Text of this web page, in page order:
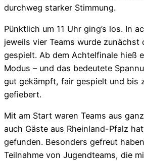
durchweg starker Stimmung.
Pünktlich um 11 Uhr ging’s los. In
jeweils vier Teams wurde zunächst
gespielt. Ab dem Achtelfinale hieß
Modus – und das bedeutete
gut gekämpft, fair gespielt und bis
gefiebert.
Mit am Start waren Teams aus
auch Gäste aus Rheinland-Pfalz
gefunden. Besonders gefreut
Teilnahme von Jugendteams, die